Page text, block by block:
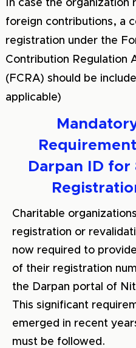
In case the organization
foreign contributions, a
registration under the
Contribution Regulation
(FCRA) should be
applicable)
Darpan ID for
Charitable
registration or
now required to
of their registration
the Darpan portal of
This significant
emerged in recent
must be followed.